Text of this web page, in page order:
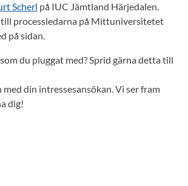
Scherl på IUC Jämtland Härjedalen.
processledarna på Mittuniversitetet
på sidan.
du pluggat med? Sprid gärna detta till
din intressesansökan. Vi ser fram
dig!